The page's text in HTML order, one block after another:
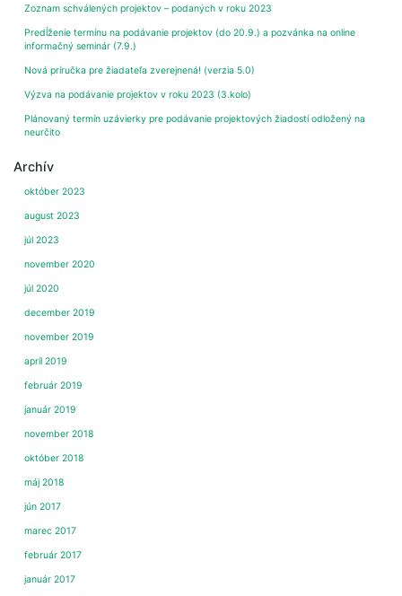
Zoznam schválených projektov – podaných v roku 2023
Predĺženie termínu na podávanie projektov (do 20.9.) a pozvánka na online
informačný seminár (7.9.)
Nová príručka pre žiadateľa zverejnená! (verzia 5.0)
Výzva na podávanie projektov v roku 2023 (3.kolo)
Plánovaný termín uzávierky pre podávanie projektových žiadostí odložený na
neurčito
Archív
október 2023
august 2023
júl 2023
november 2020
júl 2020
december 2019
november 2019
apríl 2019
február 2019
január 2019
november 2018
október 2018
máj 2018
jún 2017
marec 2017
február 2017
január 2017